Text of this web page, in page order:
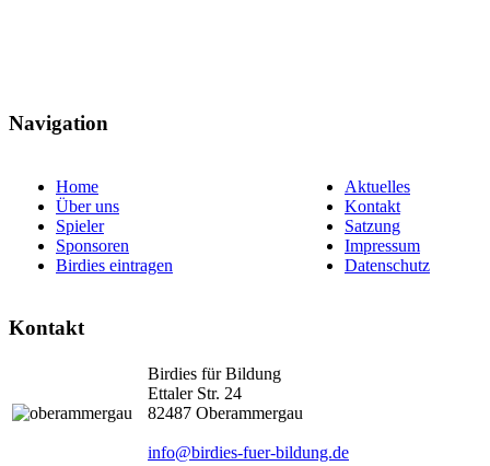
Navigation
Home
Über uns
Spieler
Sponsoren
Birdies eintragen
Aktuelles
Kontakt
Satzung
Impressum
Datenschutz
Kontakt
Birdies für Bildung
Ettaler Str. 24
82487 Oberammergau
info@birdies-fuer-bildung.de